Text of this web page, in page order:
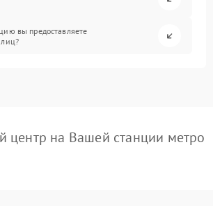
вы предоставляете
центр на Вашей станции метро